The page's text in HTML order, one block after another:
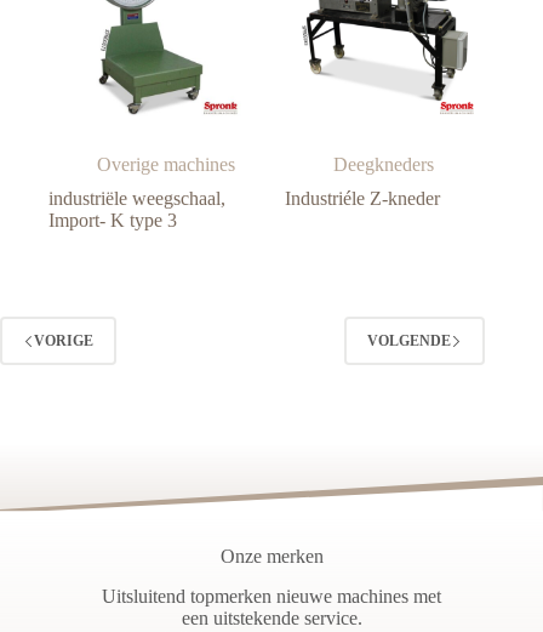
Overige machines
industriële weegschaal,
Import- K type 3
Deegkneders
Industriéle Z-kneder
VORIGE VOLGENDE
Onze merken
Uitsluitend topmerken nieuwe machines met
een uitstekende service.